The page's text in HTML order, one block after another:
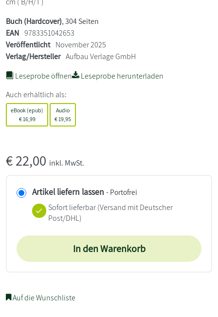
Buch (Hardcover), 304 Seiten
EAN 9783351042653
Veröffentlicht November 2025
Verlag/Hersteller Aufbau Verlage GmbH
Leseprobe öffnen
Leseprobe herunterladen
Auch erhältlich als:
eBook (epub)
€16,99
Audio
€19,95
€22,00 inkl. MwSt.
Artikel liefern lassen - Portofrei
Sofort lieferbar(Versand mit Deutscher
Post/DHL)
In den Warenkorb
Auf die Wunschliste